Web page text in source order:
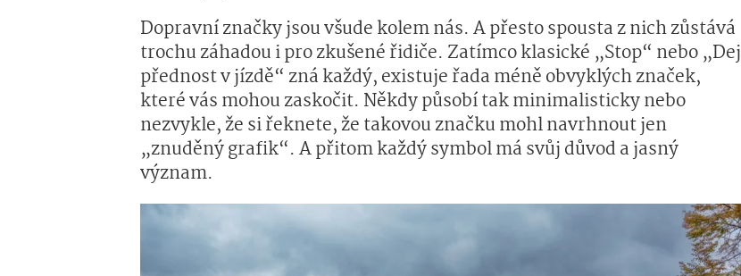
Dopravní značky jsou všude kolem nás. A přesto spousta z nich zůstává
trochu záhadou i pro zkušené řidiče. Zatímco klasické „Stop“ nebo „Dej
přednost v jízdě“ zná každý, existuje řada méně obvyklých značek,
které vás mohou zaskočit. Někdy působí tak minimalisticky nebo
nezvykle, že si řeknete, že takovou značku mohl navrhnout jen
„znuděný grafik“. A přitom každý symbol má svůj důvod a jasný
význam.